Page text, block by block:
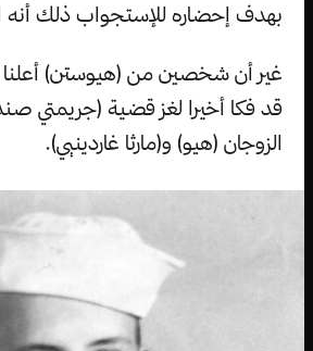
بهدف إحضاره للإستجواب ذلك أنه
غير أن شخصين من (هيوستن) أعلنا
قد فكا أخيرا لغز قضية (جريمتي
الزوجان (هيو) و(مارثا غاردينيي).